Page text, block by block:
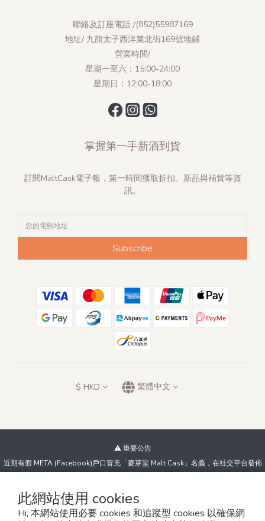
此網站使用 cookies
Hi, 本網站使用必要 cookies 和追蹤型 cookies 以確保網
聯絡及訂座電話 /(852)55987169
地址/ 九龍太子西洋菜北街169號地鋪
營業時間/
星期一至六：15:00-24:00
星期日：12:00-18:00
掌握第一手新酒到貨
訂閱MaltCask電子報，第一時間獲取折扣、新品與補貨等資
訊。
Subscribe
$ HKD 繁體中文
⚠️ 重要公告
近期有假 META (Facebook)戶口冒充「麥芽堂 Malt Cask」名義，在社交平台發佈
如發現可疑帳戶或訊息，請立即與我們查詢或舉報，並切勿點擊不明連結、提供個人
資料或向陌生帳戶付款。